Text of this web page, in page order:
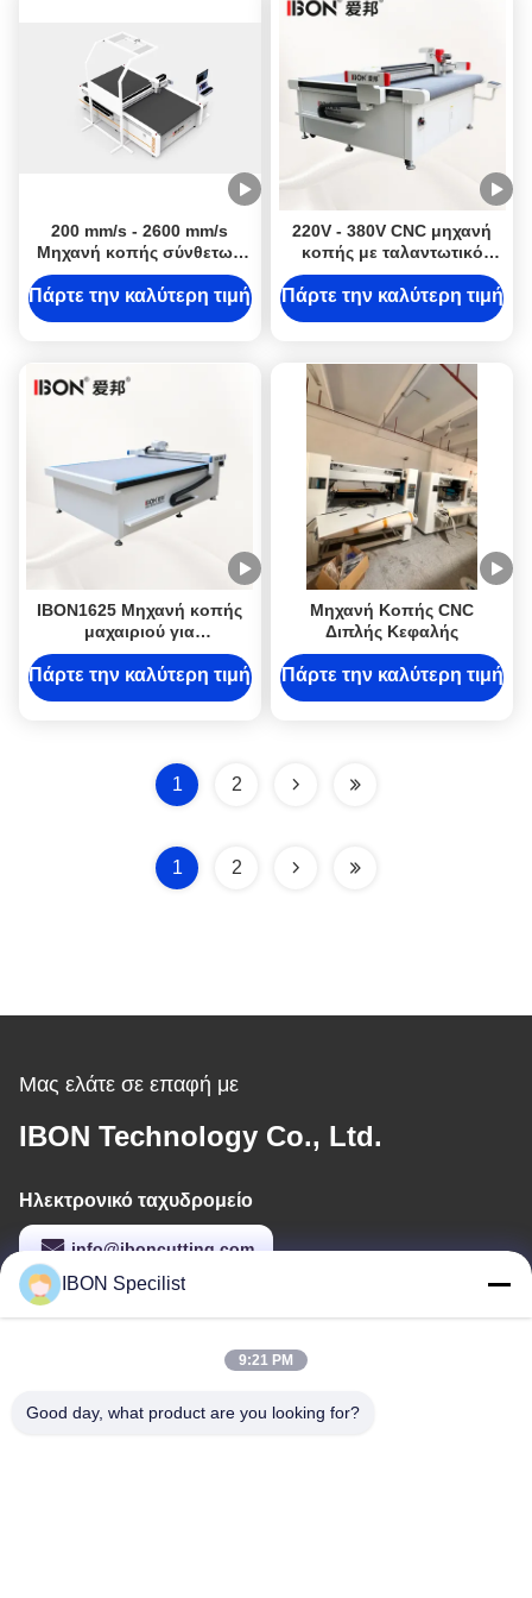
200 mm/s - 2600 mm/s
Μηχανή κοπής σύνθετων
υλικών 50Hz Μηχανή
κοπής ακουστικών πάνελ
Πάρτε την καλύτερη τιμή
220V - 380V CNC μηχανή
κοπής με ταλαντωτικό
μαχαίρι με αυτόματη
συσκευή τροφοδοσίας
Πάρτε την καλύτερη τιμή
IBON1625 Μηχανή κοπής
μαχαιριού για
πολυεπίπεδη υψηλής
ακρίβειας (± 0,1 mm)
παραγωγή υποδημάτων
Πάρτε την καλύτερη τιμή
Μηχανή Κοπής CNC
Διπλής Κεφαλής
Πάρτε την καλύτερη τιμή
1 2
1 2
Μας ελάτε σε επαφή με
IBON Technology Co., Ltd.
Ηλεκτρονικό ταχυδρομείο
info@iboncutting.com
Κτίριο 5, No. 212 Liaofu Road, Liaobu Town, Dongguan,
IBON Specilist
9:21 PM
Good day, what product are you looking for?